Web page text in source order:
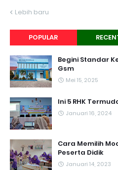
Lebih baru
POPULAR
Begini Standar
Gsm
Mei 15, 2025
Ini 5 RHK
Januari 16, 2024
Cara Memilih
Peserta Didik
Januari 14, 2023